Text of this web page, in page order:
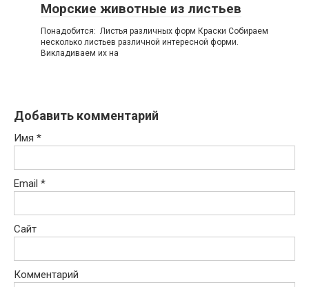
Морские животные из листьев
Понадобится: Листья различных форм Краски Собираем
несколько листьев различной интересной форми.
Викладиваем их на
Добавить комментарий
Имя *
Email *
Сайт
Комментарий